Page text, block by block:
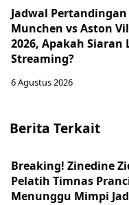
Jadwal
Munchen vs Aston
2026, Apakah
Streaming?
6 Agustus 2026
Berita Terkait
Breaking! Zinedine
Pelatih Timnas
Menunggu Mimpi